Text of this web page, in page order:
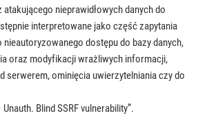
nieprawidłowych danych do
interpretowane jako część zapytania
nieautoryzowanego dostępu do bazy danych,
oraz modyfikacji wrażliwych informacji,
serwerem, ominięcia uwierzytelniania czy do
Blind SSRF vulnerability”.